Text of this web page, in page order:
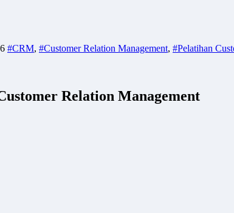
#CRM, #Customer Relation Management, #Pelatihan
Relation Management